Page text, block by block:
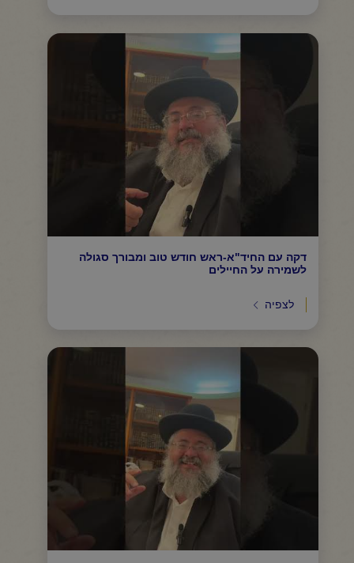
דקה עם החיד"א-ראש חודש טוב ומבורך סגולה
לשמירה על החיילים
לצפיה